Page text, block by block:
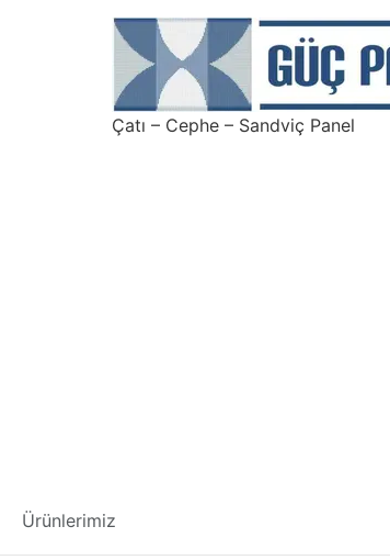
Çatı – Cephe – Sandviç Panel
Ürünlerimizİkinci El